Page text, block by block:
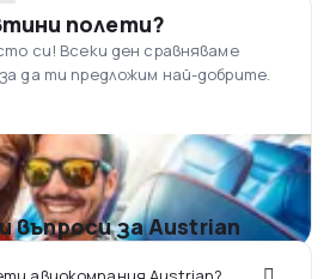
полети?
си! Всеки ден сравняваме
да ти предложим най-добрите.
въпроси за Austrian